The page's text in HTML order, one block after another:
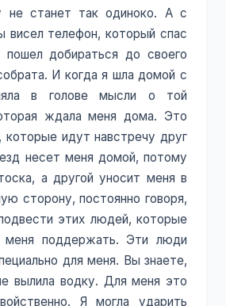
не станет так одиноко. А с
висел телефон, который спас
добираться до своего
И когда я шла домой с
в голове мысли о той
ждала меня дома. Это
которые идут навстречу друг
несет меня домой, потому
а другой уносит меня в
сторону, постоянно говоря,
этих людей, которые
меня поддержать. Эти люди
для меня. Вы знаете,
вылила водку. Для меня это
Я могла ударить